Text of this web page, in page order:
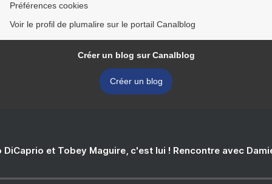
Préférences cookies
Voir le profil de plumalire sur le portail Canalblog
Créer un blog sur Canalblog
Créer un blog
DiCaprio et Tobey Maguire, c'est lui ! Rencontre avec